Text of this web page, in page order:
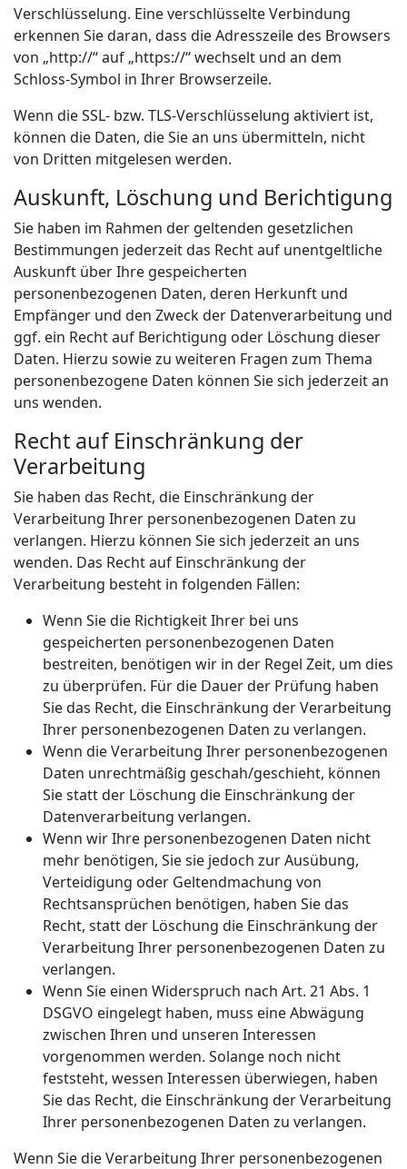
Verschlüsselung. Eine verschlüsselte Verbindung
erkennen Sie daran, dass die Adresszeile des Browsers
von „http://“ auf „https://“ wechselt und an dem
Schloss-Symbol in Ihrer Browserzeile.
Wenn die SSL- bzw. TLS-Verschlüsselung aktiviert ist,
können die Daten, die Sie an uns übermitteln, nicht
von Dritten mitgelesen werden.
Auskunft, Löschung und Berichtigung
Sie haben im Rahmen der geltenden gesetzlichen
Bestimmungen jederzeit das Recht auf unentgeltliche
Auskunft über Ihre gespeicherten
personenbezogenen Daten, deren Herkunft und
Empfänger und den Zweck der Datenverarbeitung und
ggf. ein Recht auf Berichtigung oder Löschung dieser
Daten. Hierzu sowie zu weiteren Fragen zum Thema
personenbezogene Daten können Sie sich jederzeit an
uns wenden.
Recht auf Einschränkung der
Verarbeitung
Sie haben das Recht, die Einschränkung der
Verarbeitung Ihrer personenbezogenen Daten zu
verlangen. Hierzu können Sie sich jederzeit an uns
wenden. Das Recht auf Einschränkung der
Verarbeitung besteht in folgenden Fällen:
Wenn Sie die Richtigkeit Ihrer bei uns
gespeicherten personenbezogenen Daten
bestreiten, benötigen wir in der Regel Zeit, um dies
zu überprüfen. Für die Dauer der Prüfung haben
Sie das Recht, die Einschränkung der Verarbeitung
Ihrer personenbezogenen Daten zu verlangen.
Wenn die Verarbeitung Ihrer personenbezogenen
Daten unrechtmäßig geschah/geschieht, können
Sie statt der Löschung die Einschränkung der
Datenverarbeitung verlangen.
Wenn wir Ihre personenbezogenen Daten nicht
mehr benötigen, Sie sie jedoch zur Ausübung,
Verteidigung oder Geltendmachung von
Rechtsansprüchen benötigen, haben Sie das
Recht, statt der Löschung die Einschränkung der
Verarbeitung Ihrer personenbezogenen Daten zu
verlangen.
Wenn Sie einen Widerspruch nach Art. 21 Abs. 1
DSGVO eingelegt haben, muss eine Abwägung
zwischen Ihren und unseren Interessen
vorgenommen werden. Solange noch nicht
feststeht, wessen Interessen überwiegen, haben
Sie das Recht, die Einschränkung der Verarbeitung
Ihrer personenbezogenen Daten zu verlangen.
Wenn Sie die Verarbeitung Ihrer personenbezogenen